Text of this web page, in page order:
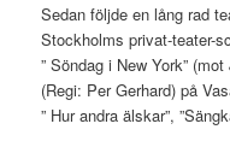
Sedan följde en lång rad
Stockholms privat-teater-
” Söndag i New York”
(Regi: Per Gerhard) på
” Hur andra älskar”,